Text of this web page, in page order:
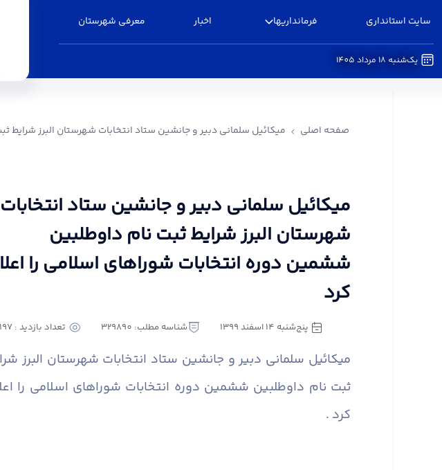
سایت استانداری فرمانداریها اخبار معرفی شهرستان
یک‌شنبه 18 مرداد 1405
صفحه اصلی میکائیل سلمانی دبیر و جانشین ستاد انتخابات شهرستان البرز شرایط
میکائیل سلمانی دبیر و جانشین ستاد انتخابات
شهرستان البرز شرایط ثبت نام داوطلبین
ششمین دوره انتخابات شوراهای اسلامی را
کرد
پنج‌شنبه 14 اسفند 1399 شناسه مطلب: 329890 تعداد بازدید : 197
میکائیل سلمانی دبیر و جانشین ستاد انتخابات شهرستان البرز
ثبت نام داوطلبین ششمین دوره انتخابات شوراهای اسلامی را
کرد .